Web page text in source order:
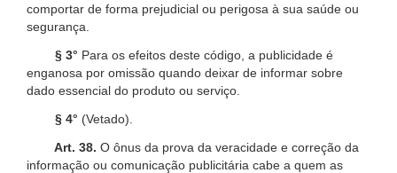
comportar de forma prejudicial ou perigosa à sua saúde ou
segurança.
§ 3° Para os efeitos deste código, a publicidade é
enganosa por omissão quando deixar de informar sobre
dado essencial do produto ou serviço.
§ 4° (Vetado).
Art. 38. O ônus da prova da veracidade e correção da
informação ou comunicação publicitária cabe a quem as